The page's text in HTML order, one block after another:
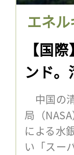
エネ
【国
ンド
中国の
局（
による水
い「スー